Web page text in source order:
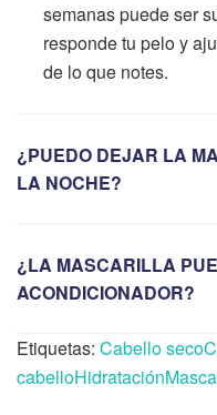
semanas puede ser
responde tu pelo y
de lo que notes.
¿PUEDO DEJAR LA
LA NOCHE?
¿LA MASCARILLA
ACONDICIONADOR?
Etiquetas: Cabello seco
cabelloHidratación